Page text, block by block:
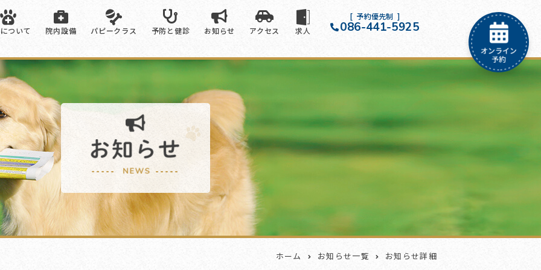
ついて 院内設備 パピークラス 予防と健診 お知らせ アクセス 求人
予約優先制
086-441-5925
ホーム お知らせ一覧 お知らせ詳細